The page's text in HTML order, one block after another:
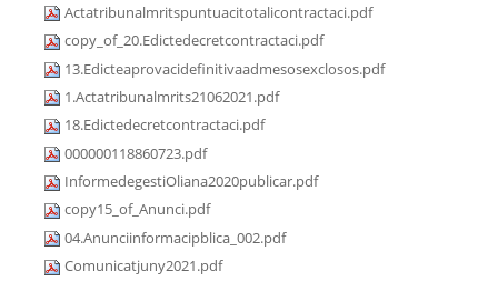
Actatribunalmritspuntuacitotalicontractaci.pdf
copy_of_20.Edictedecretcontractaci.pdf
13.Edicteaprovacidefinitivaadmesosexclosos.pdf
1.Actatribunalmrits21062021.pdf
18.Edictedecretcontractaci.pdf
000000118860723.pdf
InformedegestiOliana2020publicar.pdf
copy15_of_Anunci.pdf
04.Anunciinformacipblica_002.pdf
Comunicatjuny2021.pdf